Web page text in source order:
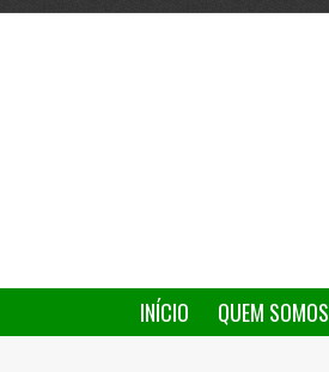
INÍCIO QUEM SOMOS